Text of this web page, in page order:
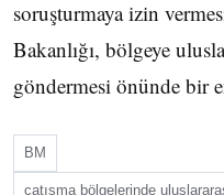
soruşturmaya izin
Bakanlığı, bölgeye
göndermesi önünde bir
BM
çatışma bölgelerinde